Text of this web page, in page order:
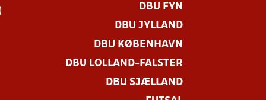
DBU FYN
DBU JYLLAND
DBU KØBENHAVN
DBU LOLLAND-FALSTER
DBU SJÆLLAND